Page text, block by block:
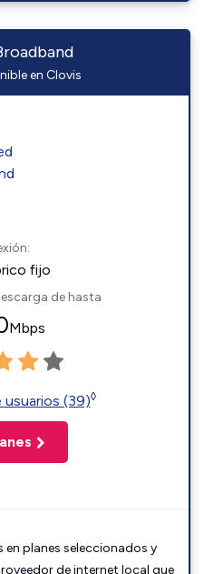
en Clovis
fijo
de hasta
Mbps
usuarios (39)◊
planes seleccionados y
de internet local que